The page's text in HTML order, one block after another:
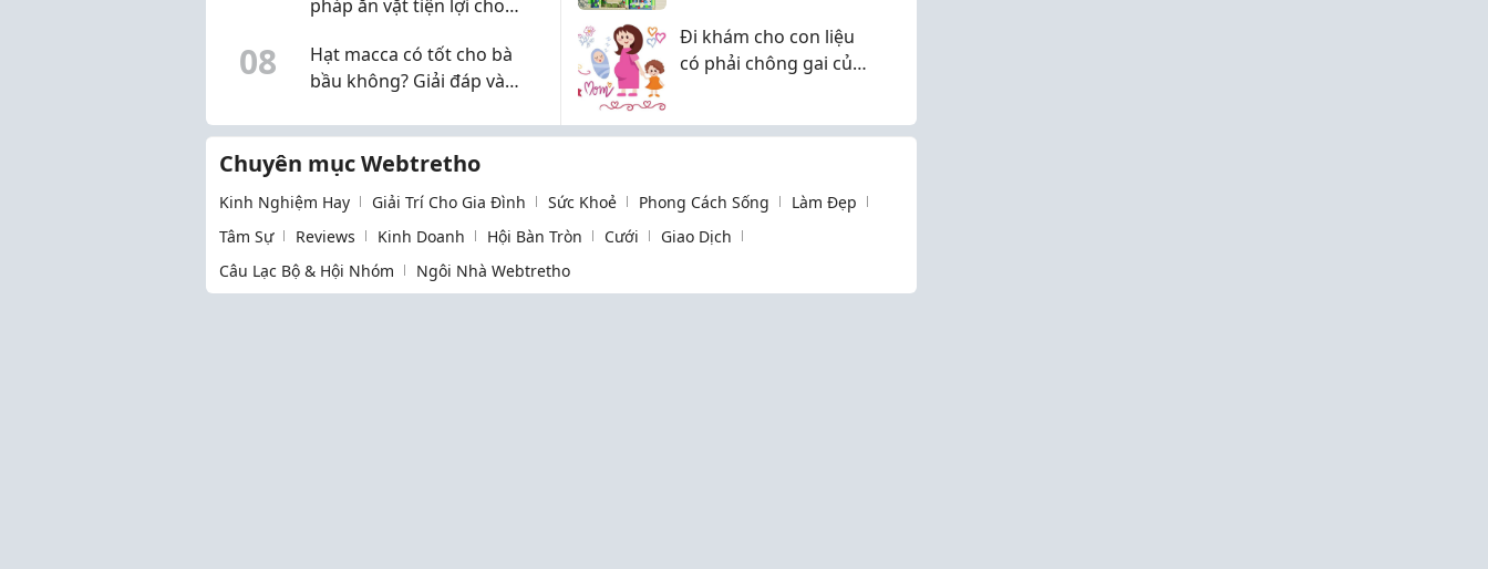
Diện
pháp ăn vặt tiện lợi cho
08
Hạt macca có tốt cho bà
bầu không? Giải đáp và
Đi khám cho con liệu
có phải chông gai của
Chuyên mục Webtretho
Kinh Nghiệm Hay Giải Trí Cho Gia Đình Sức Khoẻ Phong Cách Sống
Làm Đẹp
Tâm Sự
Reviews Kinh Doanh Hội Bàn Tròn Cưới
Giao Dịch
Câu Lạc Bộ & Hội Nhóm
Ngôi Nhà Webtretho